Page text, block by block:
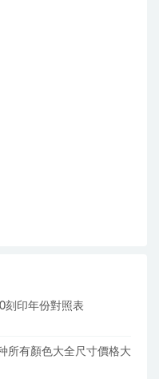
刻印年份對照表
所有顏色大全尺寸價格大